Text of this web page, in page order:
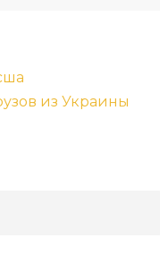
из Украины